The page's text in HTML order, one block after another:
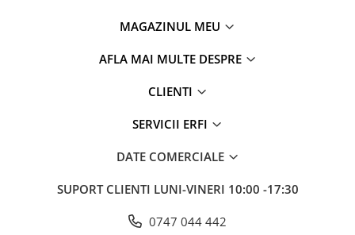
MAGAZINUL MEU
AFLA MAI MULTE DESPRE
CLIENTI
SERVICII ERFI
DATE COMERCIALE
SUPORT CLIENTI LUNI-VINERI 10:00 -17:30
0747 044 442